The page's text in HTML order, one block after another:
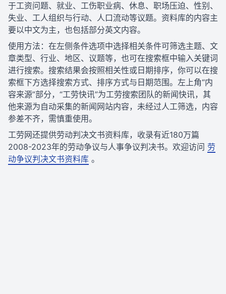
于工资问题、就业、工伤职业病、休息、职场压迫、性别、
失业、工人组织与行动、人口流动等议题。资料库的内容主
要以中文为主，也包括部分英文内容。
使用方法：在左侧条件选项中选择相关条件可筛选主题、文
章类型、行业、地区、议题等，也可在搜索框中输入关键词
进行搜索。搜索结果会按照相关性或日期排序，你可以在搜
索框下方选择搜索方式、排序方式与日期范围。左上角“内
容来源”部分，“工劳快讯”为工劳搜索团队的新闻快讯，其
他来源为自动采集的新闻网站内容，未经过人工筛选，内容
参差不齐，需慎重使用。
工劳网还提供劳动判决文书资料库，收录有近180万篇
2008-2023年的劳动争议与人事争议判决书。欢迎访问 劳
动争议判决文书资料库 。